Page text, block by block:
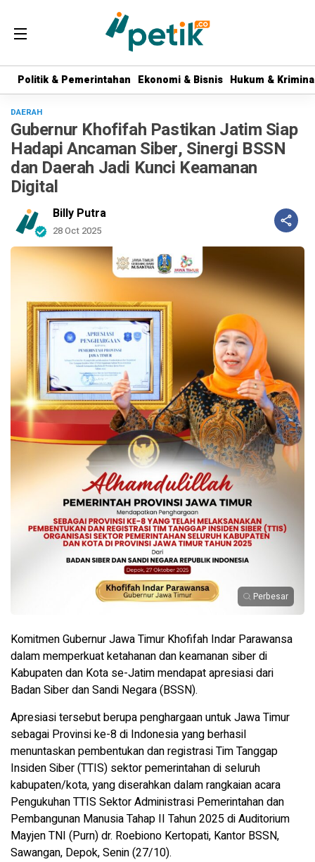
Politik & Pemerintahan Ekonomi & Bisnis Hukum &
Politik & Pemerintahan Ekonomi & Bisnis Hukum &
DAERAH
Gubernur Khofifah Pastikan Jatim Siap
Hadapi Ancaman Siber, Sinergi BSSN
dan Daerah Jadi Kunci Keamanan
Digital
Billy Putra
28 Oct 2025
Perbesar
Komitmen Gubernur Jawa Timur Khofifah Indar Parawansa
dalam memperkuat ketahanan dan keamanan siber di
Kabupaten dan Kota se-Jatim mendapat apresiasi dari
Badan Siber dan Sandi Negara (BSSN).
Apresiasi tersebut berupa penghargaan untuk Jawa Timur
sebagai Provinsi ke-8 di Indonesia yang berhasil
menuntaskan pembentukan dan registrasi Tim Tanggap
Insiden Siber (TTIS) sektor pemerintahan di seluruh
kabupaten/kota, yang diserahkan dalam rangkaian acara
Pengukuhan TTIS Sektor Administrasi Pemerintahan dan
Pembangunan Manusia Tahap II Tahun 2025 di Auditorium
Mayjen TNI (Purn) dr. Roebiono Kertopati, Kantor BSSN,
Sawangan, Depok, Senin (27/10).